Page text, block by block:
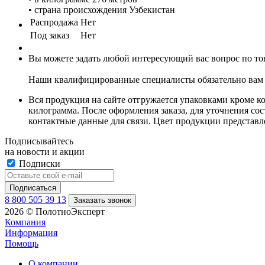
• страна происхождения Узбекистан
Распродажа Нет
Под заказ
Нет
Вы можете задать любой интересующий вас вопрос по
Наши квалифицированные специалисты обязательно вам
Вся продукция на сайте отгружается упаковками кроме
килограмма. После оформления заказа, для уточнения
контактные данные для связи. Цвет продукции
Подписывайтесь
на новости и акции
Подписки
8 800 505 39 13 Заказать звонок
2026 © ПолотноЭксперт
Компания
Информация
Помощь